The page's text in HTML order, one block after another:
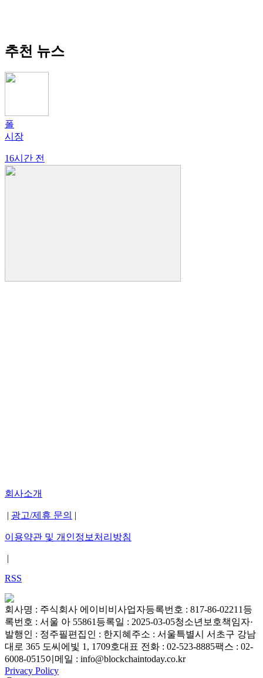
추천 뉴스
폴
시장
16시간 전
회사소개
광고/제휴 문의
이용약관 및 개인정보처리방침
RSS
회사명 : 주식회사 에이비비 사업자등록번호 : 817-86-02211등
록번호 : 서울 아 55861등록일 : 2025-03-05청소년보호책임자·
발행인 : 정주필편집인 : 한지혜 주소 : 서울특별시 서초구 강남
대로 365 도씨에빛 1, 1709호대표 전화 : 02-523-8885팩스 : 02-
6008-0515이메일 : info@blockchaintoday.co.kr
Privacy Policy